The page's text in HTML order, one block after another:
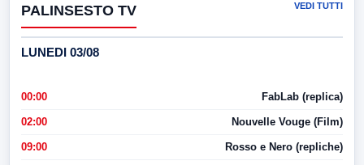
PALINSESTO TV VEDI TUTTI
LUNEDI 03/08
00:00 FabLab (replica)
02:00 Nouvelle Vouge (Film)
09:00 Rosso e Nero (repliche)